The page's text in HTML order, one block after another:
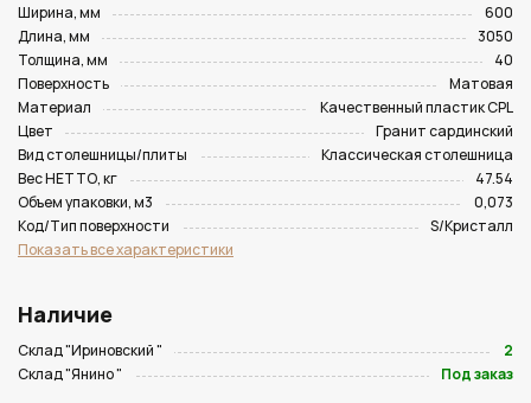
Ширина, мм
600
Длина, мм
3050
Толщина, мм
40
Поверхность
Матовая
Материал
Качественный пластик CPL
Цвет
Гранит сардинский
Вид столешницы/плиты
Классическая столешница
Вес НЕТТО, кг
47.54
Объем упаковки, м3
0,073
Код/Тип поверхности
S/Кристалл
Показать все характеристики
Наличие
Склад "Ириновский "
2
Склад "Янино "
Под заказ